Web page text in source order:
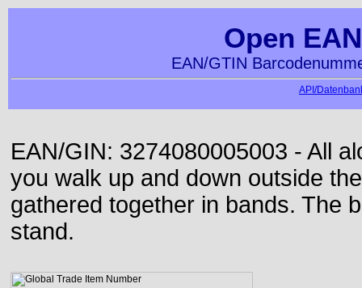
Open
EAN/GTIN
API/
EAN/GIN: 3274080005003 - All
you walk up and down outside
gathered together in bands. The
stand.